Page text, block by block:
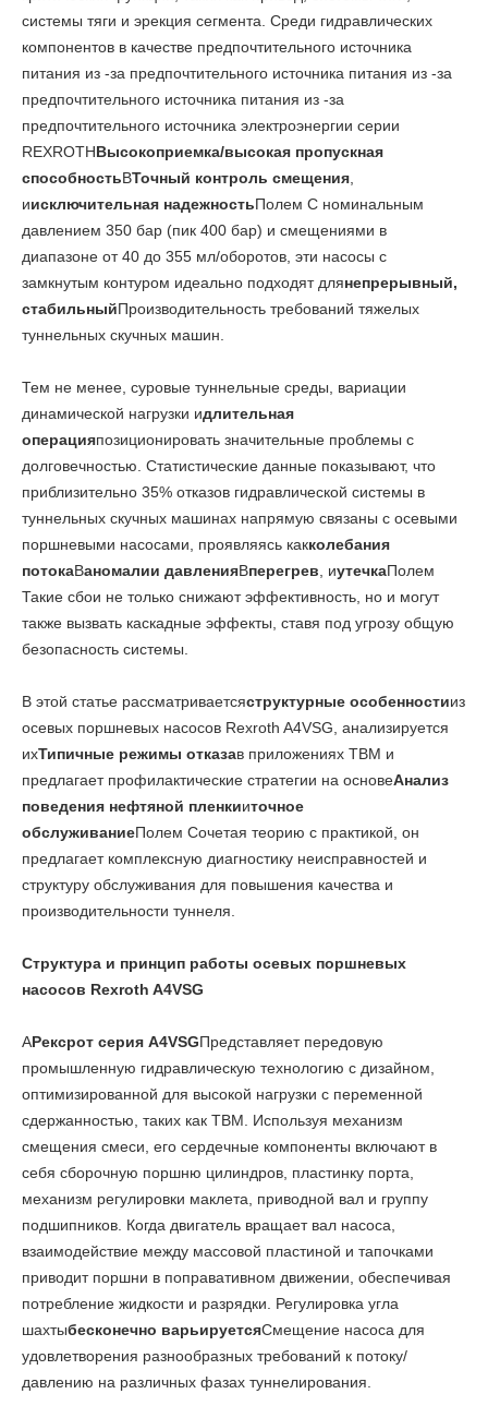
системы тяги и эрекция сегмента. Среди гидравлических
компонентов в качестве предпочтительного источника
питания из -за предпочтительного источника питания из -за
предпочтительного источника питания из -за
предпочтительного источника электроэнергии серии
REXROTHВысокоприемка/высокая пропускная
способностьВТочный контроль смещения
иисключительная надежностьПолем С номинальным
давлением 350 бар (пик 400 бар) и смещениями в
диапазоне от 40 до 355 мл/оборотов, эти насосы с
замкнутым контуром идеально подходят длянепрерывный,
стабильныйПроизводительность требований тяжелых
туннельных скучных машин.
Тем не менее, суровые туннельные среды, вариации
динамической нагрузки идлительная
операцияпозиционировать значительные проблемы с
долговечностью. Статистические данные показывают, что
приблизительно 35% отказов гидравлической системы в
туннельных скучных машинах напрямую связаны с осевыми
поршневыми насосами, проявляясь какколебания
потокаВаномалии давленияВперегрев , иутечкаПолем
Такие сбои не только снижают эффективность, но и могут
также вызвать каскадные эффекты, ставя под угрозу общую
безопасность системы.
В этой статье рассматриваетсяструктурные особенностииз
осевых поршневых насосов Rexroth A4VSG, анализируется
ихТипичные режимы отказав приложениях TBM и
предлагает профилактические стратегии на основеАнализ
поведения нефтяной пленкииточное
обслуживаниеПолем Сочетая теорию с практикой, он
предлагает комплексную диагностику неисправностей и
структуру обслуживания для повышения качества и
производительности туннеля.
Структура и принцип работы осевых поршневых
насосов Rexroth A4VSG
АРексрот серия A4VSGПредставляет передовую
промышленную гидравлическую технологию с дизайном,
оптимизированной для высокой нагрузки с переменной
сдержанностью, таких как TBM. Используя механизм
смещения смеси, его сердечные компоненты включают в
себя сборочную поршню цилиндров, пластинку порта,
механизм регулировки маклета, приводной вал и группу
подшипников. Когда двигатель вращает вал насоса,
взаимодействие между массовой пластиной и тапочками
приводит поршни в поправативном движении, обеспечивая
потребление жидкости и разрядки. Регулировка угла
шахтыбесконечно варьируетсяСмещение насоса для
удовлетворения разнообразных требований к потоку/
давлению на различных фазах туннелирования.